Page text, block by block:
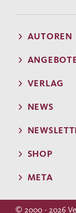
AUTOREN
VERLAG
NEWS
SHOP
META
© 2000 - 2026